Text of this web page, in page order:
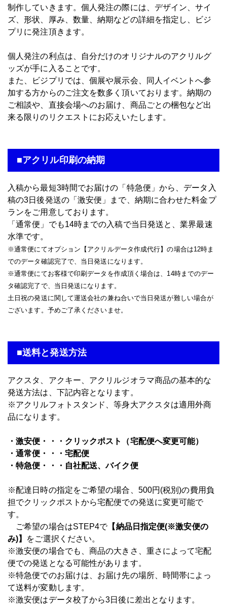
制作していきます。個人発注の際には、デザイン、サイ
ズ、形状、厚み、数量、納期などの詳細を指定し、ビジ
プリに発注頂きます。
個人発注の利点は、自分だけのオリジナルのアクリルグ
ッズが手に入ることです。
また、ビジプリでは、個展や展示会、同人イベントへ参
加する方からのご注文を数多く頂いております。納期の
ご相談や、直接会場へのお届け、商品ごとの梱包など出
来る限りのリクエストにお応えいたします。
■アクリル印刷の納期
入稿から最短3時間でお届けの「特急便」から、データ入
稿の3日後発送の「激安便」まで、納期に合わせた料金プ
ランをご用意しております。
「通常便」でも14時までの入稿で当日発送と、業界最速
水準です。
※通常便にてオプション【アクリルデータ作成代行】の場合は12時ま
でのデータ確認完了で、当日発送になります。
※通常便にてお客様で印刷データを作成頂く場合は、14時までのデー
タ確認完了で、当日発送になります。
土日祝の発送に関して運送会社の兼ね合いで当日発送が難しい場合が
ございます。予めご了承くださいませ。
■送料と発送方法
アクスタ、アクキー、アクリルジオラマ商品の基本的な
発送方法は、下記内容となります。
※アクリルフォトスタンド、等身大アクスタは適用外商
品になります。
・激安便・・・クリックポスト（宅配便へ変更可能）
・通常便・・・宅配便
・特急便・・・自社配送、バイク便
※配達日時の指定をご希望の場合、500円(税別)の費用負
担でクリックポストから宅配便での発送に変更可能で
す。
ご希望の場合はSTEP4で【納品日指定便(※激安便の
み)】 をご選択ください。
※激安便の場合でも、商品の大きさ、重さによって宅配
便での発送となる可能性があります。
※特急便でのお届けは、お届け先の場所、時間帯によっ
て送料が変動します。
※激安便はデータ校了から3日後に差出となります。